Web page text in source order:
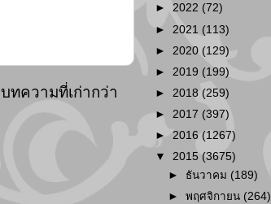
บทความที่เก่ากว่า
► 2022 (72)
► 2021 (113)
► 2020 (129)
► 2019 (199)
► 2018 (259)
► 2017 (397)
► 2016 (1267)
▼ 2015 (3675)
► ธันวาคม (189)
►พฤศจิกายน (264)